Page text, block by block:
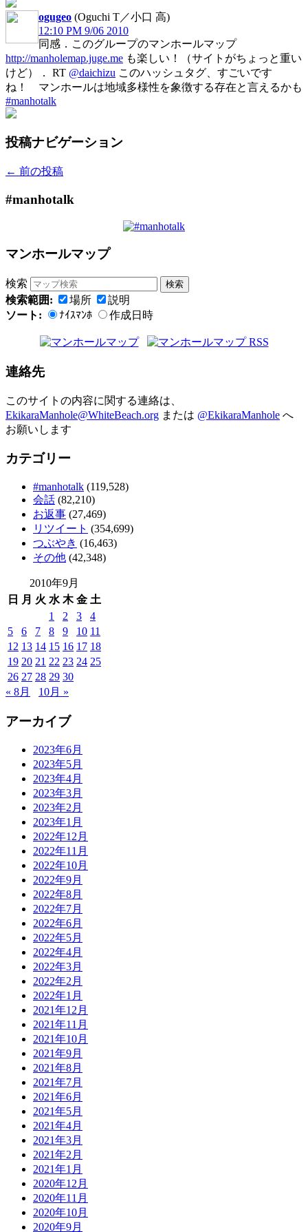
ogugeo (Oguchi T／小口 高)
12:10 PM 9/06 2010
同感．このグループのマンホールマップ
http://manholemap.juge.me も楽しい！（サイトがちょっと重い
けど）． RT @daichizu このハッシュタグ、すごいです
ね！ マンホールは地域多様性を象徴する存在と言えるかも
#manhotalk
投稿ナビゲーション
← 前の投稿
#manhotalk
マンホールマップ
検索
検索範囲:
場所
説明
ソート:
ﾅｲｽﾏﾝﾎ 作成日時
連絡先
このサイトの内容に関する連絡は、
EkikaraManhole@WhiteBeach.org または @EkikaraManhole へ
お願いします
カテゴリー
#manhotalk (119,528)
会話 (82,210)
お返事 (27,469)
リツイート (354,699)
つぶやき (16,463)
その他 (42,348)
2010年9月
日
月 火 水 木 金 土
1
2 3
4
5
6 7 8 9 10 11
12 13 14 15 16 17 18
19 20 21 22 23 24 25
26 27 28 29 30
« 8月
10月 »
アーカイブ
2023年6月
2023年5月
2023年4月
2023年3月
2023年2月
2023年1月
2022年12月
2022年11月
2022年10月
2022年9月
2022年8月
2022年7月
2022年6月
2022年5月
2022年4月
2022年3月
2022年2月
2022年1月
2021年12月
2021年11月
2021年10月
2021年9月
2021年8月
2021年7月
2021年6月
2021年5月
2021年4月
2021年3月
2021年2月
2021年1月
2020年12月
2020年11月
2020年10月
2020年9月